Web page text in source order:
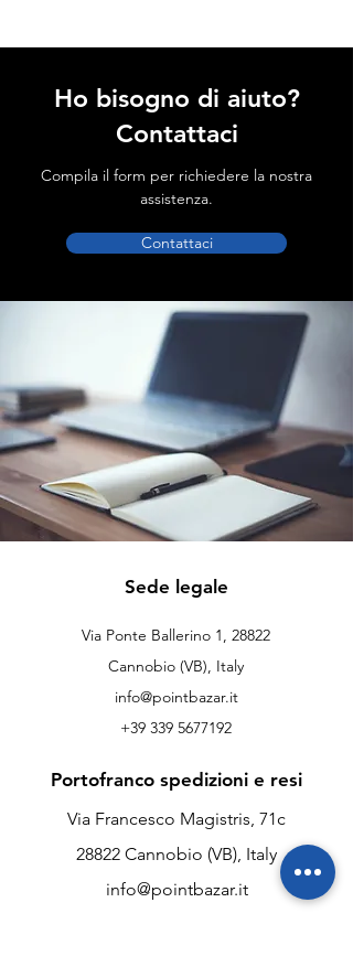
Ho bisogno di aiuto?
Contattaci
Compila il form per richiedere la nostra
assistenza.
Contattaci
Sede legale
Via Ponte Ballerino 1, 28822
Cannobio (VB), Italy
info@pointbazar.it
+39 339 5677192
Portofranco spedizioni e resi
Via Francesco Magistris, 71c
28822 Cannobio (VB), Italy
info@pointbazar.it